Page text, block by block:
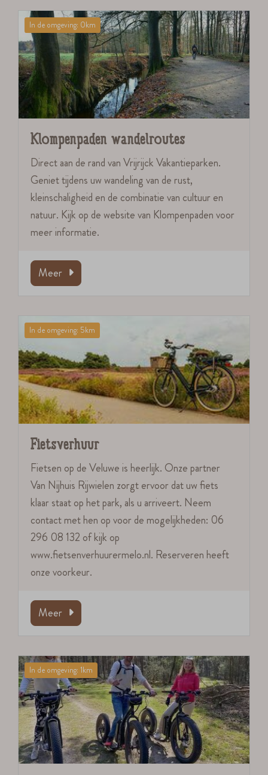
In de omgeving: 0km
Klompenpaden wandelroutes
Direct aan de rand van Vrijrijck Vakantieparken.
Geniet tijdens uw wandeling van de rust,
kleinschaligheid en de combinatie van cultuur en
natuur. Kijk op de website van Klompenpaden voor
meer informatie.
Meer
In de omgeving: 5km
Fietsverhuur
Fietsen op de Veluwe is heerlijk. Onze partner
Van Nijhuis Rijwielen zorgt ervoor dat uw fiets
klaar staat op het park, als u arriveert. Neem
contact met hen op voor de mogelijkheden: 06
296 08 132 of kijk op
www.fietsenverhuurermelo.nl. Reserveren heeft
onze voorkeur.
Meer
In de omgeving: 1km